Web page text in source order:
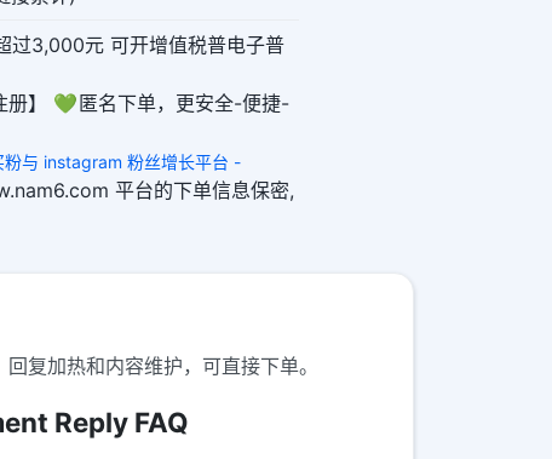
过3,000元 可开增值税普电子普
】 💚 匿名下单，更安全-便捷-
与 instagram 粉丝增长平台 -
平台的下单信息保密,
复加热和内容维护，可直接下单。
Reply FAQ